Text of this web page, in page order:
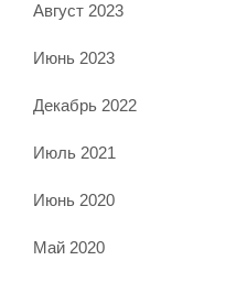
Август 2023
Июнь 2023
Декабрь 2022
Июль 2021
Июнь 2020
Май 2020